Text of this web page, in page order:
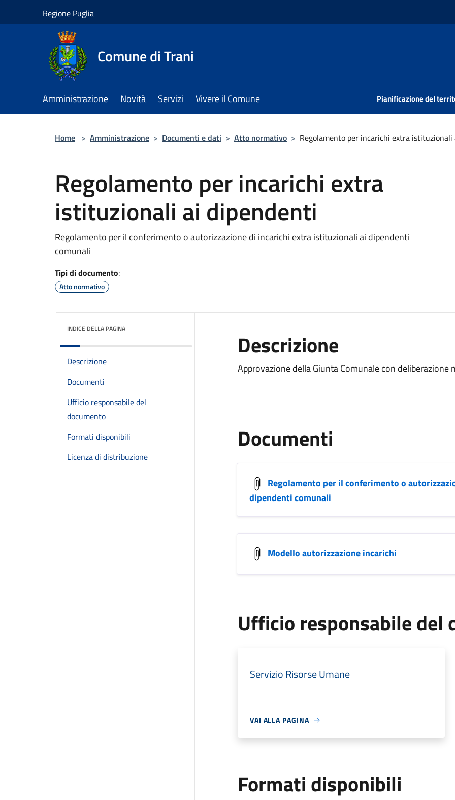
Regione Puglia
Comune di Trani
Amministrazione Novità Servizi Vivere il Comune Pianificazione del
Home > Amministrazione > Documenti e dati > Atto normativo > Regolamento per incarichi extra
Regolamento per incarichi extra
istituzionali ai dipendenti
Regolamento per il conferimento o autorizzazione di incarichi extra istituzionali ai dipendenti
comunali
Tipi di documento:
Atto normativo
INDICE DELLA PAGINA
Descrizione
Documenti
Ufficio responsabile del
documento
Formati disponibili
Licenza di distribuzione
Descrizione
Approvazione della Giunta Comunale con
Documenti
Regolamento per il conferimento o
dipendenti comunali
Modello autorizzazione incarichi
Ufficio responsabile del
Servizio Risorse Umane
VAI ALLA PAGINA
Formati disponibili